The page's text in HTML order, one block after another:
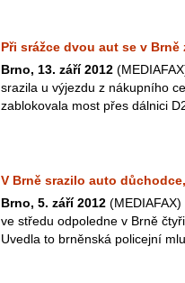
Při srážce dvou aut se v
Brno, 13. září 2012
srazila u výjezdu z nákupního
zablokovala most přes dálnici
V Brně srazilo auto
Brno, 5. září 2012
ve středu odpoledne v Brně
Uvedla to brněnská policejní